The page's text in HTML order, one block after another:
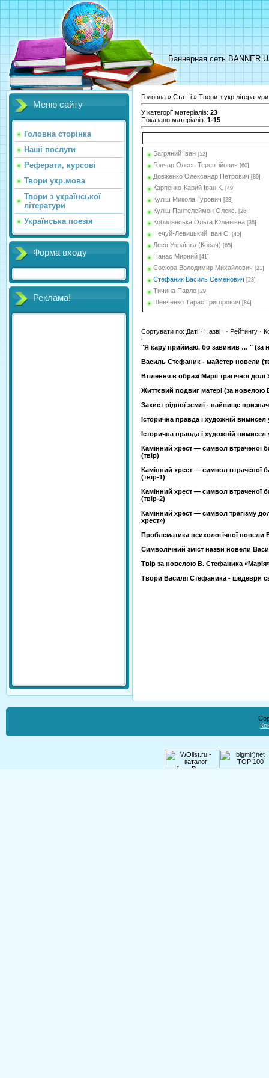
Баннерная сеть
Меню сайту
Головна сторінка
Наші послуги
Реферати, курсові
Твори укр.мова
Твори з української
літератури
Українська поезія
Форма входу
Реклама!
Головна » Статті » Твори з укр.літератури
У категорії матеріалів: 23
Показано матеріалів: 1-15
Багряний Іван [52]
Гончар Олесь Терентійович [60]
Довженко Олександр Петрович [89]
Карпенко-Карий Іван К. [49]
Куліш Микола Гурович [28]
Куліш Пантелеймон Олекс. [26]
Кобилянська Ольга Юліанівна [36]
Нечуй-Левицький Іван С. [45]
Леся Українка (Косач) [65]
Панас Мирний [41]
Сосюра Володимир Михайлович [21]
Стефаник Василь Семенович [23]
Тичина Павло [29]
Шевченко Тарас Григорович [84]
Сортувати по: Даті · Назві · Рейтингу ·
"Я кару приймаю, бо завинив … " (за
Василь Стефаник - майстер новели
Втілення в образі Марії трагічної
Життєвий подвиг матері (за новелою
Захист рідної землі - найвище
Історична правда і художній вимисел
Історична правда і художній вимисел
Камінний хрест — символ втраченої
(твір)
Камінний хрест — символ втраченої
(твір-1)
Камінний хрест — символ втраченої
(твір-2)
Камінний хрест — символ трагізму
хрест»)
Проблематика психологічної
Символічний зміст назви новели
Твір за новелою В. Стефаника
Твори Василя Стефаника - шедеври